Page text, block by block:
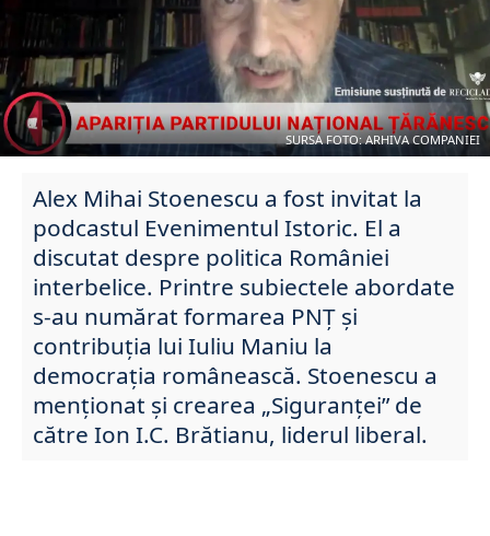
SURSA FOTO: ARHIVA COMPANIEI
Alex Mihai Stoenescu a fost invitat la
podcastul Evenimentul Istoric. El a
discutat despre politica României
interbelice. Printre subiectele abordate
s-au numărat formarea PNȚ și
contribuția lui Iuliu Maniu la
democrația românească. Stoenescu a
menționat și crearea „Siguranței” de
către Ion I.C. Brătianu, liderul liberal.